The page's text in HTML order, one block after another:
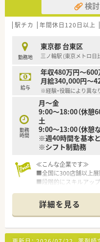
・全国80店舗展開する
・ボトムアップ型の社風
裁が早いです。
・異動、他店舗ヘルプも
・離職率が低く、平均
に再入社されることも
す。
検
駅チカ 年間休日120日以上
勤務地
東京都 台東区
三ノ輪駅 (東京メトロ日
給与
年収480万円～600
月給340,000円～
※経験・役職により異な
勤務
時間
月～金
9:00～18:00（休憩
土
9:00～13:00（休憩な
※週40時間を基本
※シフト制勤務
≪こんな企業です≫
■全国に300店舗以上展
■段階的にスキルアッ
の合同勉強会など、各
■年間休日125日!福利
ます。
■福利厚生充実！環境良
■「育児・介護休業制度
詳細を見る